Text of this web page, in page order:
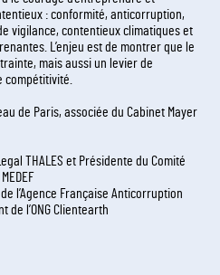
: conformité, anticorruption,
vigilance, contentieux climatiques et
L’enjeu est de montrer que le
mais aussi un levier de
de Paris, associée du Cabinet Mayer
THALES et Présidente du Comité
l’Agence Française Anticorruption
de l’ONG Clientearth